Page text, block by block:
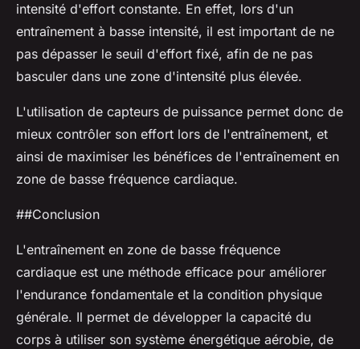
intensité d'effort constante. En effet, lors d'un
entraînement à basse intensité, il est important de ne
pas dépasser le seuil d'effort fixé, afin de ne pas
basculer dans une zone d'intensité plus élevée.
L'utilisation de capteurs de puissance permet donc de
mieux contrôler son effort lors de l'entraînement, et
ainsi de maximiser les bénéfices de l'entraînement en
zone de basse fréquence cardiaque.
##Conclusion
L'entraînement en zone de basse fréquence
cardiaque est une méthode efficace pour améliorer
l'endurance fondamentale et la condition physique
générale. Il permet de développer la capacité du
corps à utiliser son système énergétique aérobie, de